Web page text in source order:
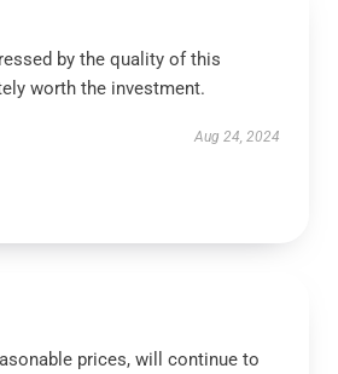
by the quality of this
worth the investment.
Aug 24, 2024
prices, will continue to